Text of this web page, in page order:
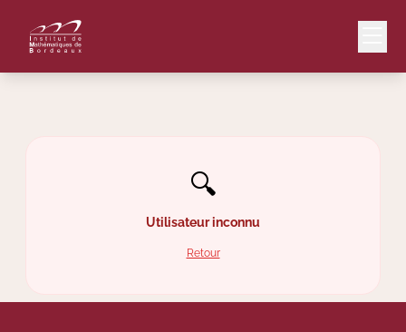
Le Laboratoire
🔍
Utilisateur inconnu
Retour